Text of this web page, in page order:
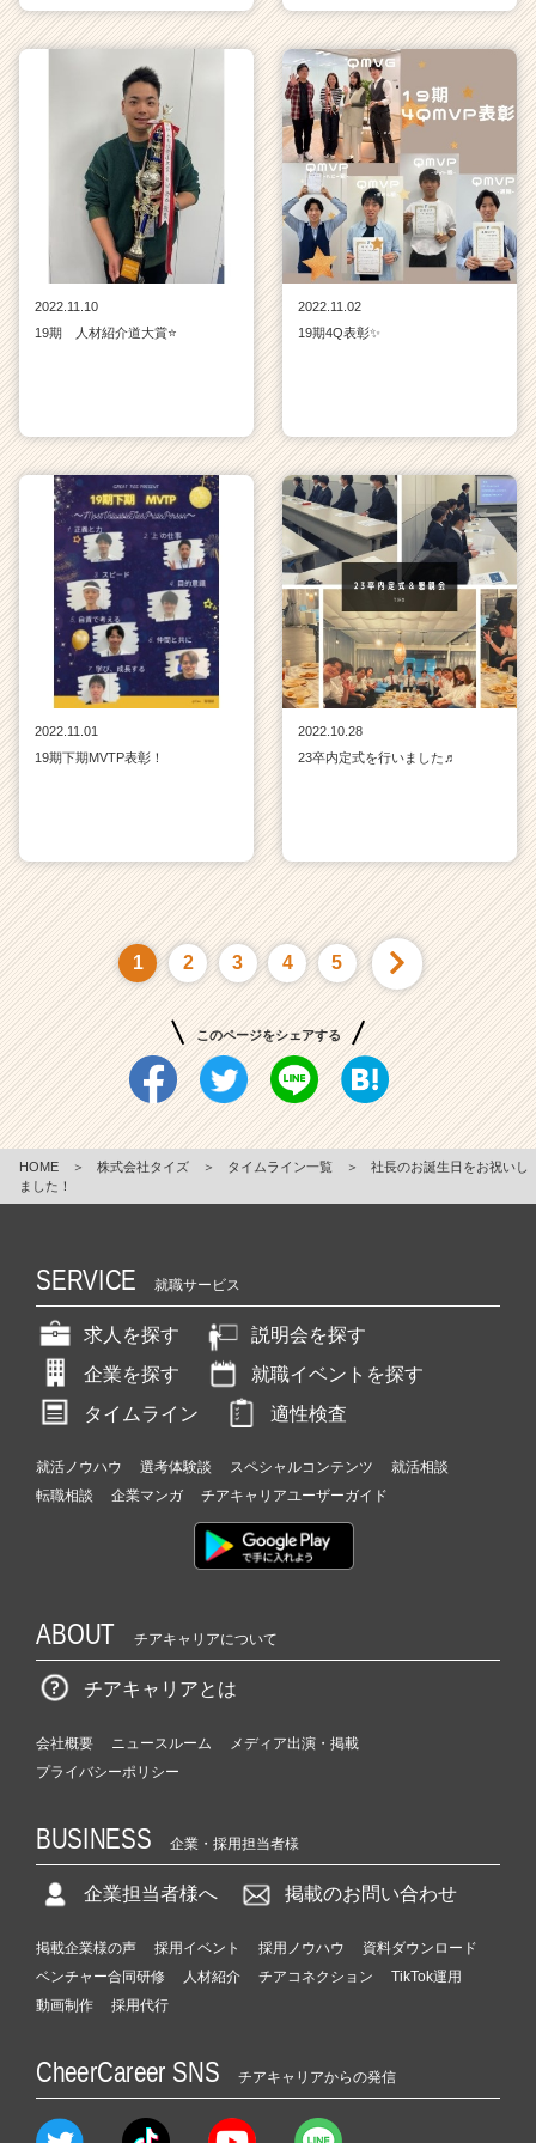
2022.11.10
19期 人材紹介道大賞⭐
2022.11.02
19期4Q表彰✨
2022.11.01
19期下期MVTP表彰！
2022.10.28
23卒内定式を行いました♬
1 2 3 4 5
このページをシェアする
HOME ＞ 株式会社タイズ ＞ タイムライン一覧 ＞
社長のお誕生日をお祝いし
ました！
SERVICE 就職サービス
求人を探す
説明会を探す
企業を探す
就職イベントを探す
タイムライン
適性検査
就活ノウハウ 選考体験談 スペシャルコンテンツ
就活相談
転職相談
企業マンガ チアキャリアユーザーガイド
ABOUT チアキャリアについて
チアキャリアとは
会社概要 ニュースルーム
メディア出演・掲載
プライバシーポリシー
BUSINESS 企業・採用担当者様
企業担当者様へ 掲載のお問い合わせ
掲載企業様の声 採用イベント 採用ノウハウ
資料ダウンロード
ベンチャー合同研修
人材紹介 チアコネクション
TikTok運用
動画制作
採用代行
CheerCareer SNS チアキャリアからの発信